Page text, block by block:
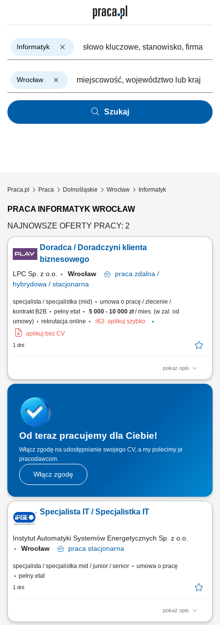
Informatyk
Wrocław
Szukaj
Praca.pl Praca Dolnośląskie Wrocław Informatyk
PRACA INFORMATYK WROCŁAW
NAJNOWSZE OFERTY PRACY: 2
Doradca / Doradczyni klienta
biznesowego
LPC Sp. z o.o. Wrocław praca zdalna /
hybrydowa / stacjonarna
specjalista / specjalistka (mid)
umowa o pracę / zlecenie /
kontrakt B2B
pełny etat 5 000 - 10 000 zł/ mies. (w zal. od
umowy)
rekrutacja online
aplikuj szybko
aplikuj bez CV
1 dni
pokaż opis
Zakres obowiązków: Sprzedaż łączy światłowodowych —
firm w terenie, sygnały zakupowe (nowa hala, nowy oddział, rekrutacja
informatyka), polecenia od obecnych klientów i od lokalnych firm IT;
Wizje lokalne i zbieranie...
Od teraz pracujemy dla Ciebie!
Włącz zgodę na udostępnianie swojego CV, a my polecimy je
pracodawcom.
Włącz zgodę
Specjalista IT / Specjalistka IT
Instytut Automatyki Systemów Energetycznych Sp. z o.o.
Wrocław
praca stacjonarna
specjalista / specjalistka mid / junior / senior
umowa o pracę
pełny etat
1 dni
pokaż opis
Zakres obowiązków: Zarządzanie infrastrukturą serwerową od doboru